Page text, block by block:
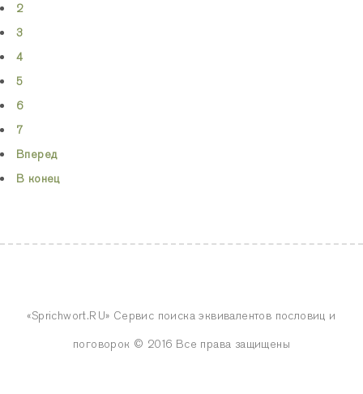
2
3
4
5
6
7
Вперед
В конец
«Sprichwort.RU» Сервис поиска эквивалентов пословиц и
поговорок © 2016 Все права защищены